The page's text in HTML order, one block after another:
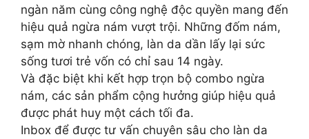
ngàn năm cùng công nghệ độc quyền mang đến
hiệu quả ngừa nám vượt trội. Những đốm nám,
sạm mờ nhanh chóng, làn da dần lấy lại sức
sống tươi trẻ vốn có chỉ sau 14 ngày.
Và đặc biệt khi kết hợp trọn bộ combo ngừa
nám, các sản phẩm cộng hưởng giúp hiệu quả
được phát huy một cách tối đa.
Inbox để được tư vấn chuyên sâu cho làn da